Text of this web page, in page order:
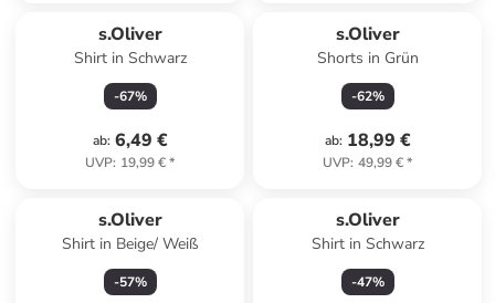
s.Oliver
Shirt in Schwarz
-67%
ab: 6,49 €
UVP: 19,99 €*
s.Oliver
Shorts in Grün
-62%
ab: 18,99 €
UVP: 49,99 €*
s.Oliver
Shirt in Beige/ Weiß
-57%
s.Oliver
Shirt in Schwarz
-47%